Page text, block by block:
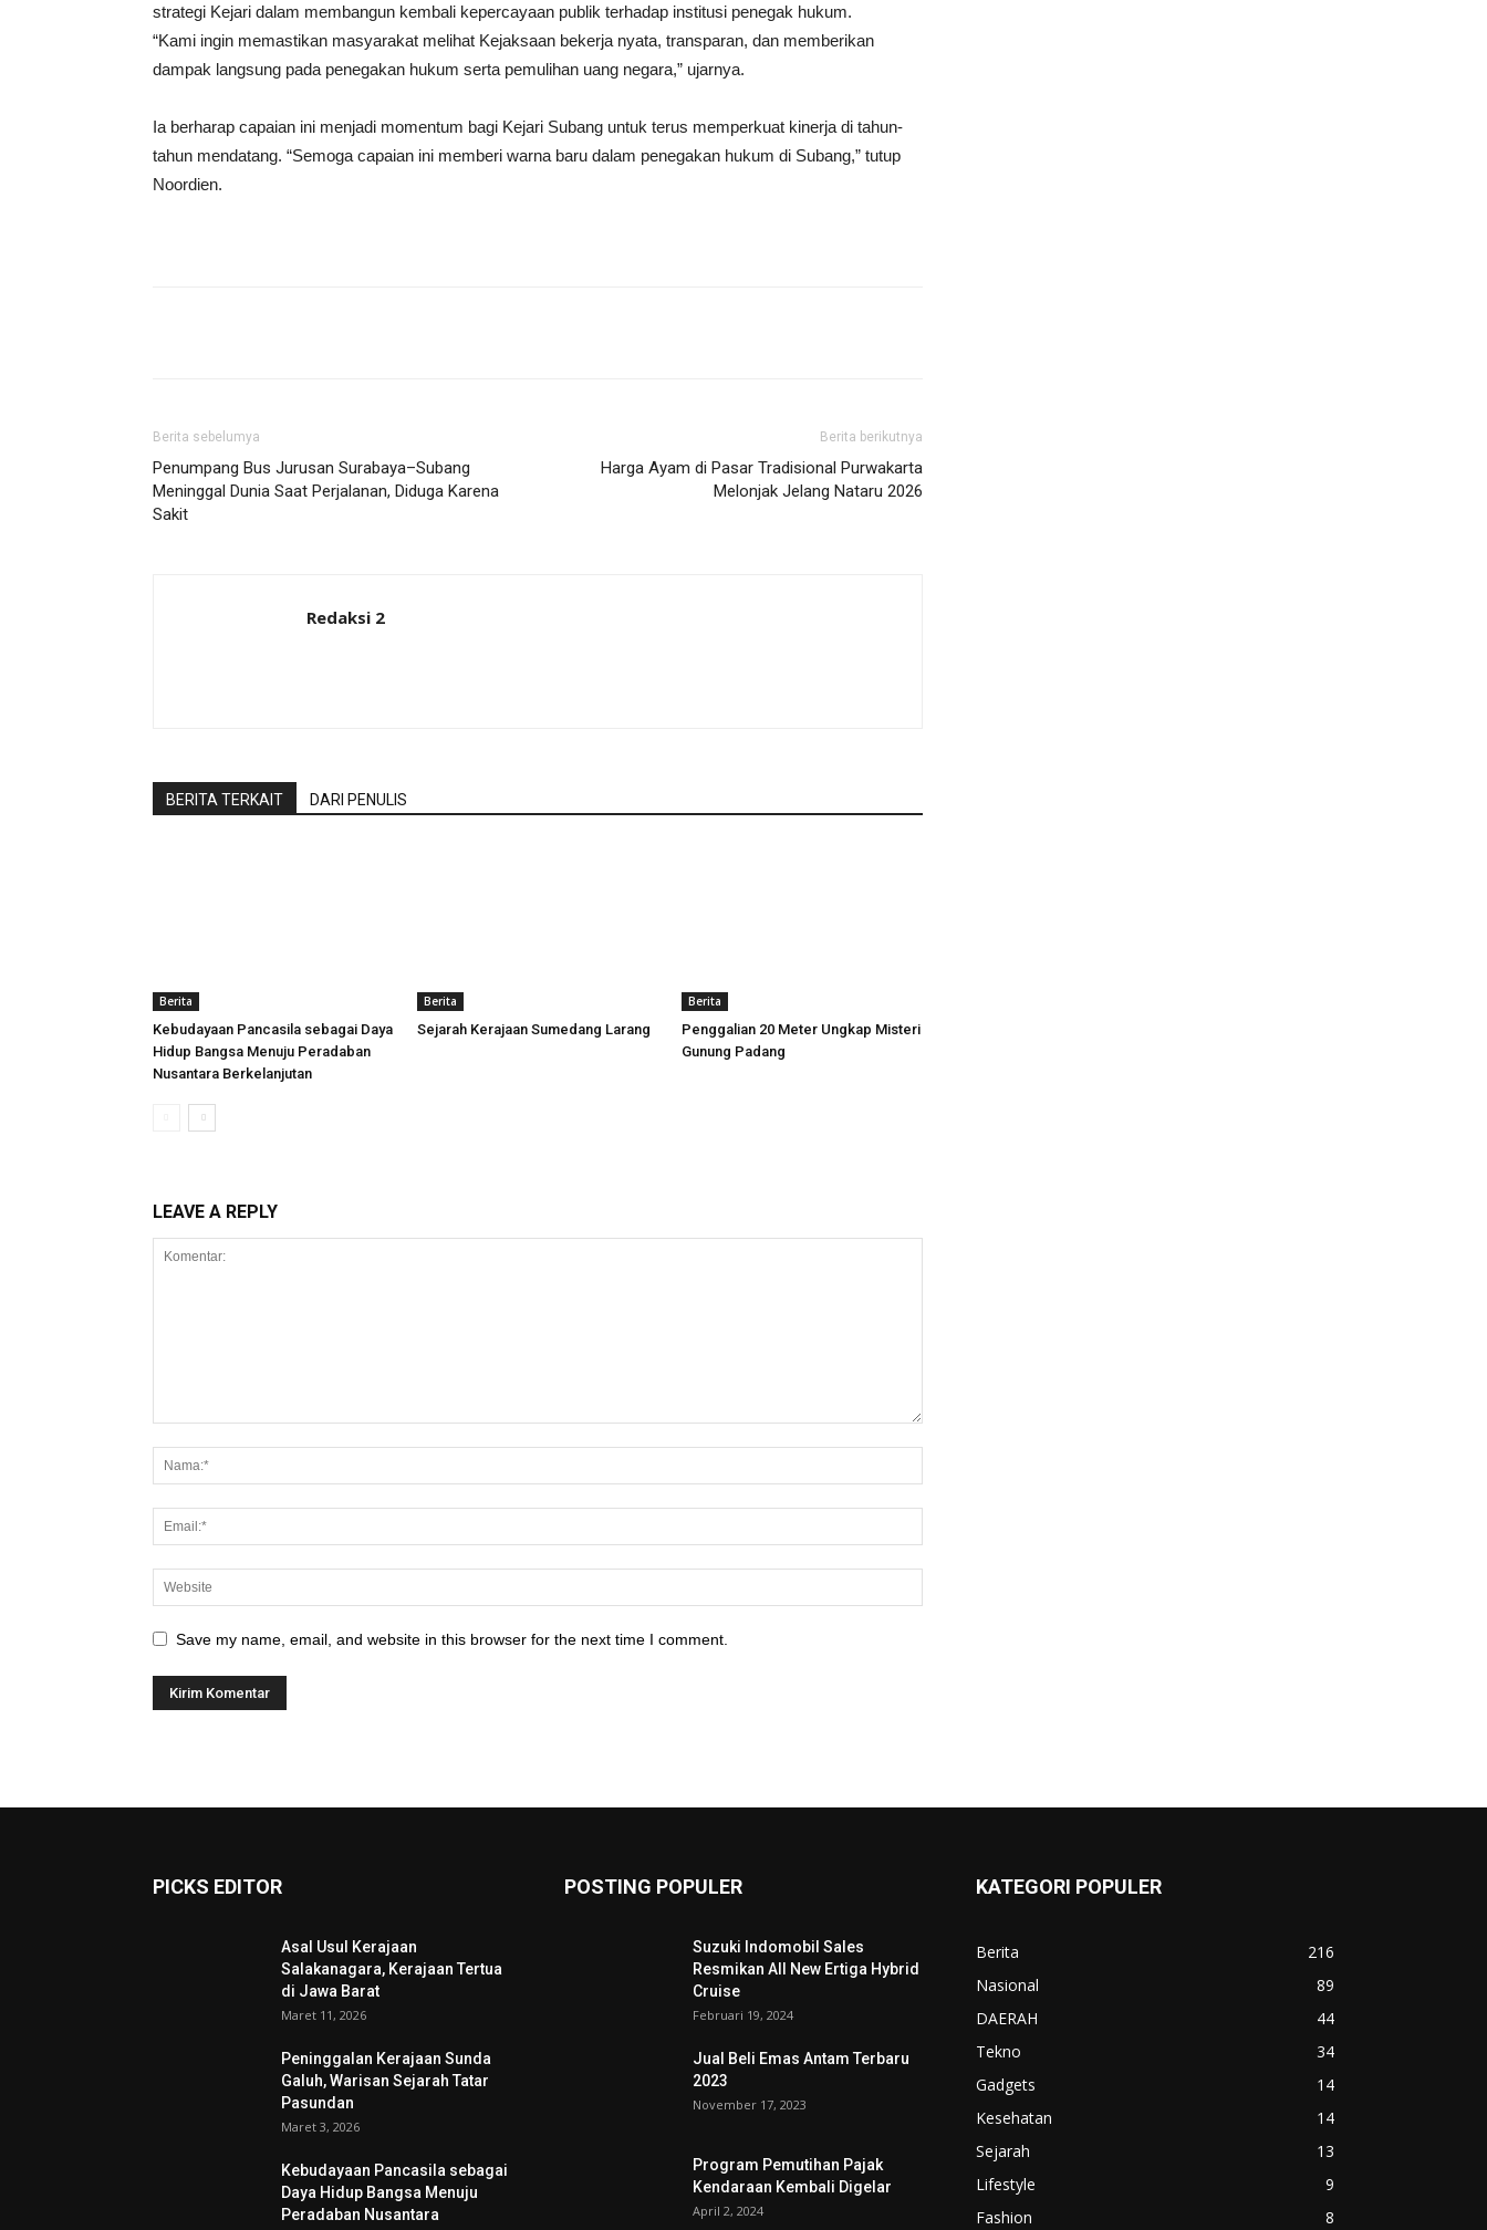
strategi Kejari dalam membangun kembali kepercayaan publik terhadap institusi penegak hukum.
“Kami ingin memastikan masyarakat melihat Kejaksaan bekerja nyata, transparan, dan memberikan
dampak langsung pada penegakan hukum serta pemulihan uang negara,” ujarnya.
Ia berharap capaian ini menjadi momentum bagi Kejari Subang untuk terus memperkuat kinerja di tahun-
tahun mendatang. “Semoga capaian ini memberi warna baru dalam penegakan hukum di Subang,” tutup
Noordien.
Berita sebelumya
Penumpang Bus Jurusan Surabaya–Subang
Meninggal Dunia Saat Perjalanan, Diduga Karena
Sakit
Berita berikutnya
Harga Ayam di Pasar Tradisional Purwakarta
Melonjak Jelang Nataru 2026
Redaksi 2
BERITA TERKAIT DARI PENULIS
Berita
Kebudayaan Pancasila sebagai Daya
Hidup Bangsa Menuju Peradaban
Nusantara Berkelanjutan
Berita
Sejarah Kerajaan Sumedang Larang
Berita
Penggalian 20 Meter Ungkap Misteri
Gunung Padang
LEAVE A REPLY
Save my name, email, and website in this browser for the next time I comment.
PICKS EDITOR
Asal Usul Kerajaan
Salakanagara, Kerajaan Tertua
di Jawa Barat
Maret 11, 2026
Peninggalan Kerajaan Sunda
Galuh, Warisan Sejarah Tatar
Pasundan
Maret 3, 2026
Kebudayaan Pancasila sebagai
Daya Hidup Bangsa Menuju
Peradaban Nusantara
POSTING POPULER
Suzuki Indomobil Sales
Resmikan All New Ertiga Hybrid
Cruise
Februari 19, 2024
Jual Beli Emas Antam Terbaru
2023
November 17, 2023
Program Pemutihan Pajak
Kendaraan Kembali Digelar
April 2, 2024
KATEGORI POPULER
Berita
216
Nasional
89
DAERAH
44
Tekno
34
Gadgets
14
Kesehatan
14
Sejarah
13
Lifestyle
9
Fashion
8